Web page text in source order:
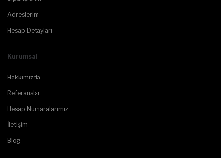
Adreslerim
Hesap Detayları
Kurumsal
Hakkımızda
Referanslar
Hesap Numaralarımız
İletişim
Blog